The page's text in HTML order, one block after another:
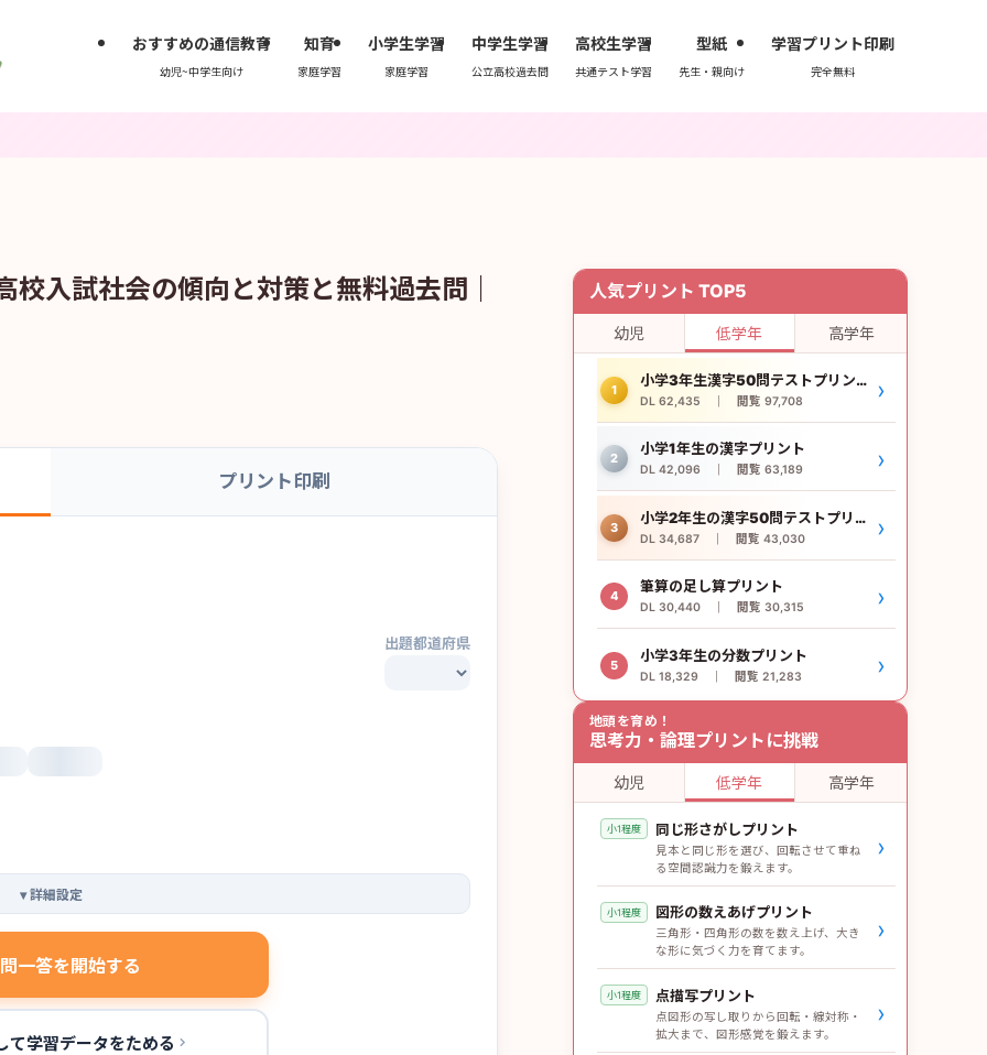
おすすめの通信教育
幼児~中学生向け
知育
家庭学習
小学生学習
家庭学習
中学生学習
公立高校過去問
高校生学習
共通テスト学習
型紙
先生・親向け
学習プリント印刷
完全無料
入試社会の傾向と対策と無料過去問｜
プリント印刷
出題都道府県
▾詳細設定
一答を開始する
て学習データをためる
人気プリント TOP5
幼児 低学年 高学年
1
小学3年生漢字50問テストプリント
DL 62,435 ｜ 閲覧 97,708 ›
2
小学1年生の漢字プリント
DL 42,096 ｜ 閲覧 63,189 ›
3
小学2年生の漢字50問テストプリント
DL 34,687 ｜ 閲覧 43,030 ›
4
筆算の足し算プリント
DL 30,440 ｜ 閲覧 30,315 ›
5
小学3年生の分数プリント
DL 18,329 ｜ 閲覧 21,283 ›
地頭を育め！
思考力・論理プリントに挑戦
幼児 低学年 高学年
小1程度 同じ形さがしプリント
見本と同じ形を選び、回転させて重ね
る空間認識力を鍛えます。
›
小1程度 図形の数えあげプリント
三角形・四角形の数を数え上げ、大き
な形に気づく力を育てます。
›
小1程度 点描写プリント
点図形の写し取りから回転・線対称・
拡大まで、図形感覚を鍛えます。
›